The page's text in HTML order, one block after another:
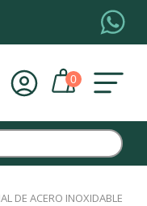
DE ACERO INOXIDABLE